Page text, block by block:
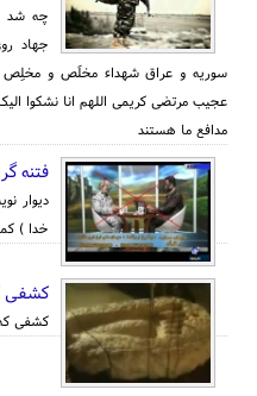
چه شد
جهاد
سوریه و عراق شهداء مخلَص و مخلِص
عجیب مرتضی کریمی اللهم انا نشکوا
مدافع ما هستند
فتنه
دیوار
خدا )
کشفی
کشفی